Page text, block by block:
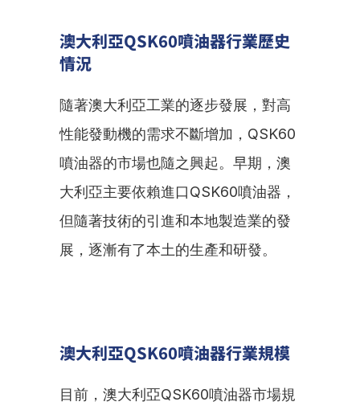
澳大利亞QSK60噴油器行業歷史
情況
隨著澳大利亞工業的逐步發展，對高
性能發動機的需求不斷增加，QSK60
噴油器的市場也隨之興起。早期，澳
大利亞主要依賴進口QSK60噴油器，
但隨著技術的引進和本地製造業的發
展，逐漸有了本土的生產和研發。
澳大利亞QSK60噴油器行業規模
目前，澳大利亞QSK60噴油器市場規